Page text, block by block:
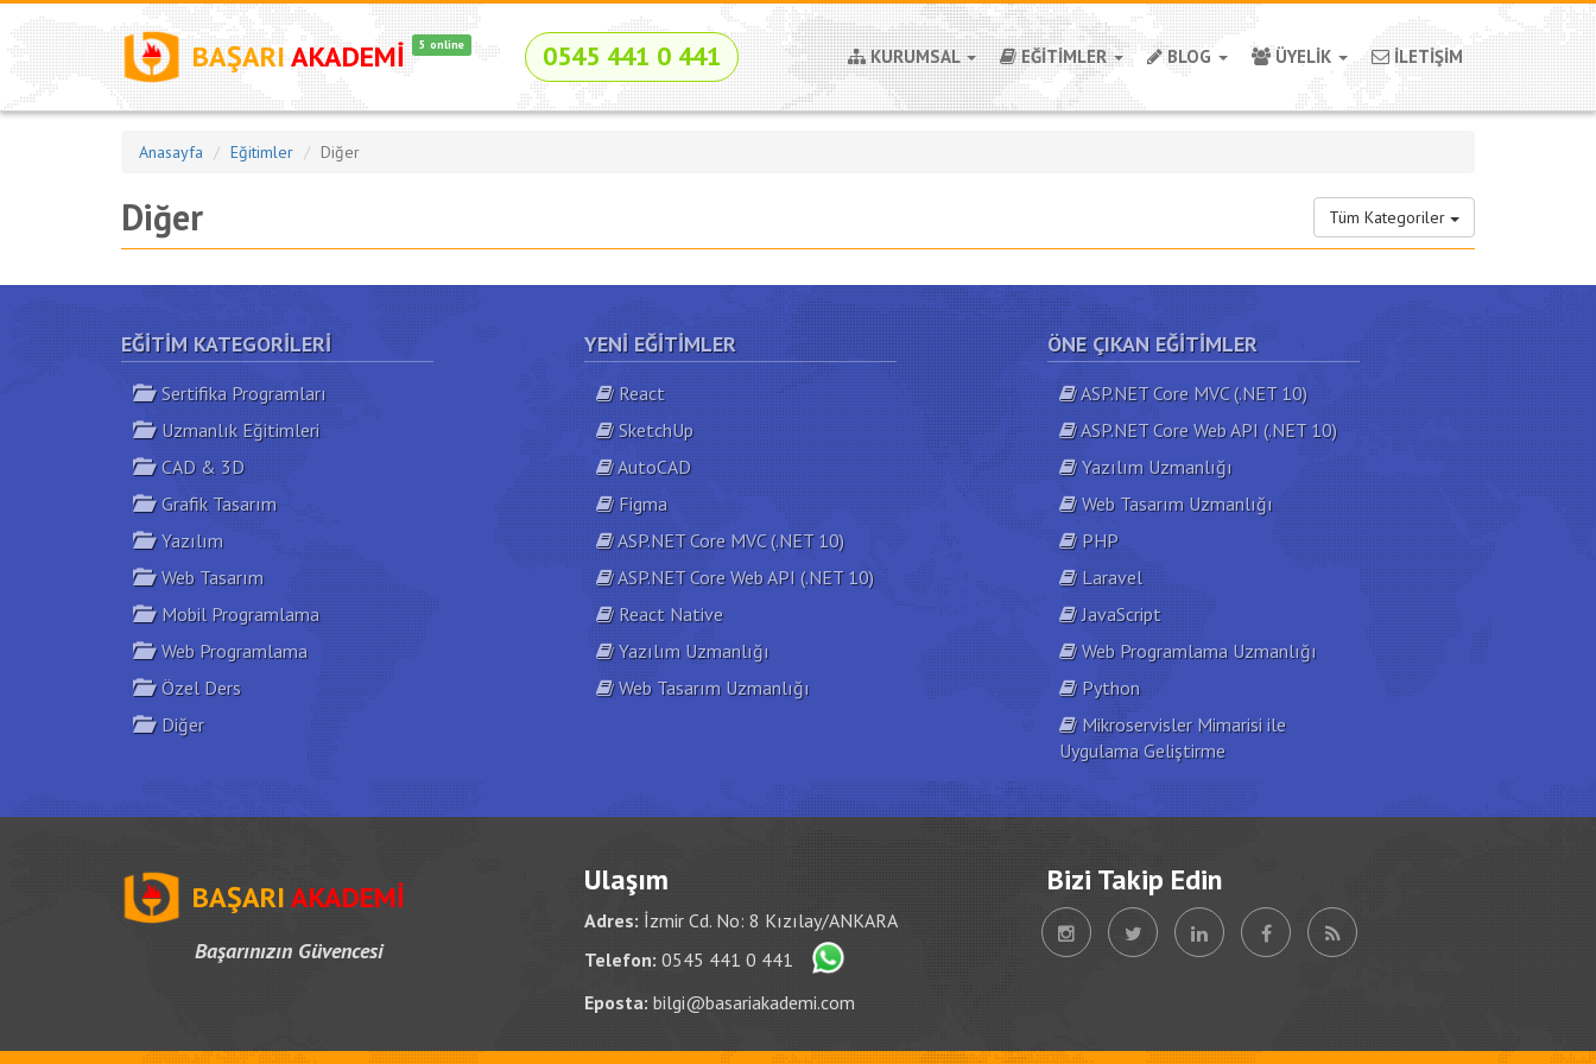
BAŞARIAKADEMİ 5 online 0545 441 0 441 KURUMSAL EĞİTİMLER BLOG ÜYELİK İLETİŞİM
Anasayfa Eğitimler Diğer
Tüm Kategoriler
Diğer
EĞITIM KATEGORILERI
Sertifika Programları
Uzmanlık Eğitimleri
CAD & 3D
Grafik Tasarım
Yazılım
Web Tasarım
Mobil Programlama
Web Programlama
Özel Ders
Diğer
YENI EĞITIMLER
React
SketchUp
AutoCAD
Figma
ASP.NET Core MVC (.NET 10)
ASP.NET Core Web API (.NET 10)
React Native
Yazılım Uzmanlığı
Web Tasarım Uzmanlığı
ÖNE ÇIKAN EĞITIMLER
ASP.NET Core MVC (.NET 10)
ASP.NET Core Web API (.NET 10)
Yazılım Uzmanlığı
Web Tasarım Uzmanlığı
PHP
Laravel
JavaScript
Web Programlama Uzmanlığı
Python
Mikroservisler Mimarisi ile
Uygulama Geliştirme
BAŞARIAKADEMİ
Başarınızın Güvencesi
Ulaşım
Adres: İzmir Cd. No: 8 Kızılay/ANKARA
Telefon: 0545 441 0 441
Eposta: bilgi@basariakademi.com
Bizi Takip Edin